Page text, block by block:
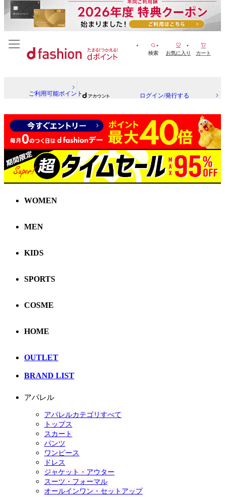
検索 お気に入り カート
ご利用可能ポイント ログイン/発行する
WOMEN
MEN
KIDS
SPORTS
COSME
HOME
OUTLET
BRAND LIST
アパレル
アパレルカテゴリすべて
トップス
スカート
パンツ
ワンピース
ドレス
ジャケット・アウター
スーツ・フォーマル
オールインワン・セットアップ